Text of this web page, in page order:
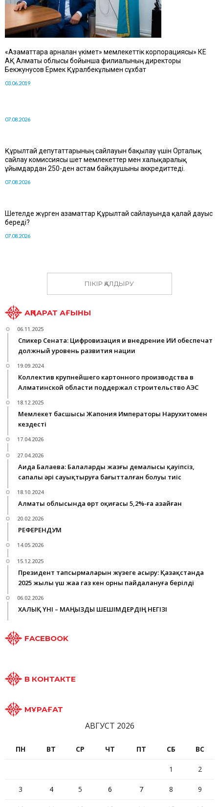
«Азаматтарға арналған үкімет» мемлекеттік корпорациясы» КЕ
АҚ Алматы облысы бойынша филиалының директоры
Бекжунусов Ермек Құралбекұлымен сұхбат
03.06.2019
07.08.2026
Құрылтай депутаттарының сайлауын бақылау үшін Орталық
сайлау комиссиясы шет мемлекеттер мен халықаралық
ұйымдардан 250-ден астам байқаушыны аккредиттеді.
07.08.2026
Шетелде жүрген азаматтар Құрылтай сайлауында қалай дауыс
береді?
07.08.2026
ПІКІР ҚАЛДЫРУ
АҚПАРАТ АҒЫНЫ
06.11.2025
Спикер Сената: Цифровизация и внедрение ИИ обеспечат
должный уровень развития нации
19.09.2024
Коллектив крупнейшего картонного производства в
Алматинской области поддержал строительство АЭС
18.12.2025
Мемлекет басшысы Жапония Императоры Нарухитомен
кездесті
17.04.2026
27.04.2026
Аида Балаева: Балалардың жазғы демалысы қауіпсіз,
сапалы әрі сауықтыруға бағытталған болуы тиіс
18.10.2024
Алматы облысында өрт оқиғасы 5,2%-ға азайған
20.02.2026
РЕФЕРЕНДУМ
14.05.2026
15.12.2025
Президент тапсырмаларын жүзеге асыру: Қазақстанда
2025 жылы үш жаңа газ кен орны пайдалануға берілді
06.02.2026
ХАЛЫҚ ҮНІ – МАҢЫЗДЫ ШЕШІМДЕРДІҢ НЕГІЗІ
FACEBOOK
В КОНТАКТЕ
МҰРАҒАТ
АВГУСТ 2026
ПН ВТ СР ЧТ ПТ СБ ВС
1 2
3 4 5 6 7 8 9